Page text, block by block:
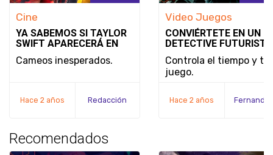
Cine
YA SABEMOS SI TAYLOR
SWIFT APARECERÁ EN
DEADPOOL & WOLVERINE
Cameos inesperados.
Hace 2 años Redacción
Video Juegos
CONVIÉRTETE EN UN
DETECTIVE
SE REVELA EL MODO
JUEGO Y LA FECHA DE
LANZAMIENTO DE
Controla el tiempo y tu
juego.
Hace 2 años
Recomendados